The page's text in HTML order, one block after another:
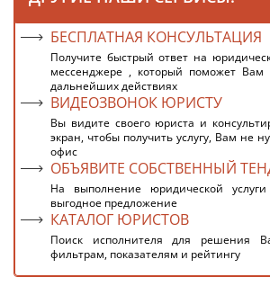
БЕСПЛАТНАЯ КОНСУЛЬТАЦИЯ
Получите быстрый ответ на
мессенджере , который поможет Вам
дальнейших действиях
ВИДЕОЗВОНОК ЮРИСТУ
Вы видите своего юриста и
экран, чтобы получить услугу, Вам не
офис
ОБЪЯВИТЕ СОБСТВЕННЫЙ
На выполнение юридической
выгодное предложение
КАТАЛОГ ЮРИСТОВ
Поиск исполнителя для решения
фильтрам, показателям и рейтингу